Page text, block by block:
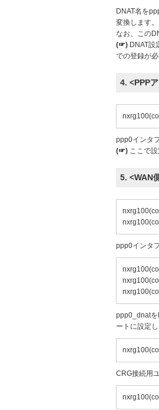
DNAT名を
変換します。
なお、この
(☞) DNAT設
での登録が必
4. <PPP
ppp0インタ
(☞) ここで
5. <WAN
ppp0インタ
ppp0_dnatを
ートに設定し
CRG接続用